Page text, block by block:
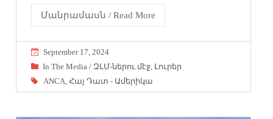
Մանրամասն / Read More
September 17, 2024
In The Media / ԶԼՄ-ներու մէջ, Լուրեր
ANCA,Հայ Դատ - Ամերիկա